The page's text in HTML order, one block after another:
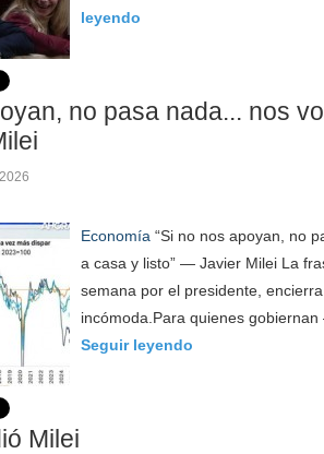
leyendo
no pasa nada... nos
Economía “Si no nos apoyan, no
a casa y listo” — Javier Milei La
semana por el presidente,
incómoda.Para quienes
Seguir leyendo
Milei